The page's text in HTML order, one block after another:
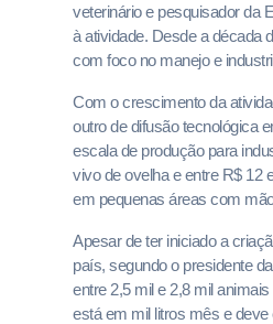
veterinário e pesquisador da
à atividade. Desde a década
com foco no manejo e
Com o crescimento da
outro de difusão tecnológica
escala de produção para
vivo de ovelha e entre R$ 12
em pequenas áreas com
Apesar de ter iniciado a
país, segundo o presidente
entre 2,5 mil e 2,8 mil
está em mil litros mês e deve